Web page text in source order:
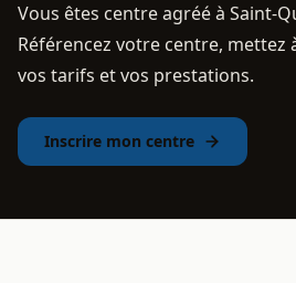
Vous êtes centre agréé à Saint-
Référencez votre centre, mettez
vos tarifs et vos prestations.
Inscrire mon centre